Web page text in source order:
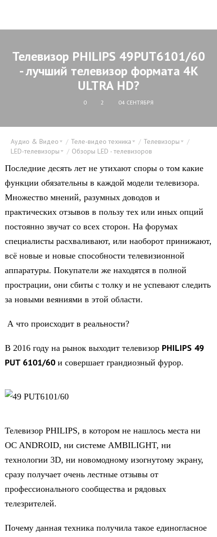
Телевизор PHILIPS 49PUT6101/60
- лучший телевизор формата 4K
ULTRA HD?
0 2 04 СЕНТЯБРЯ
Аудио & Видео Теле-видео техника
Телевизоры
LED-телевизоры
Обзоры LED - телевизоров
Последние десять лет не утихают споры о том какие
функции обязательны в каждой модели телевизора.
Множество мнений, разумных доводов и
практических отзывов в пользу тех или иных опций
постоянно звучат со всех сторон. На форумах
специалисты расхваливают, или наоборот принижают,
всё новые и новые способности телевизионной
аппаратуры. Покупатели же находятся в полной
прострации, они сбиты с толку и не успевают следить
за новыми веяниями в этой области.
А что происходит в реальности?
В 2016 году на рынок выходит телевизор PHILIPS 49
PUT 6101/60 и совершает грандиозный фурор.
Телевизор PHILIPS, в котором не нашлось места ни
OC ANDROID, ни системе AMBILIGHT, ни
технологии 3D, ни новомодному изогнутому экрану,
сразу получает очень лестные отзывы от
профессионального сообщества и рядовых
телезрителей.
Почему данная техника получила такое единогласное